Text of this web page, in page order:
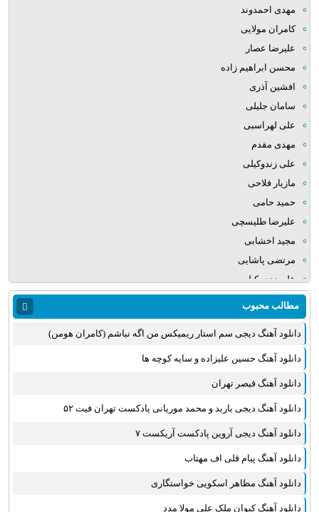
مهدی احمدوند
کامران مولایی
علیرضا عصار
محسن ابراهیم زاده
افشین آذری
سامان جلیلی
علی لهراسبی
مهدی مقدم
علی زندوکیلی
مازیار فلاحی
حمید حامی
علیرضا طلیسچی
مجید اخشابی
مرتضی پاشایی
علی زند وکیلی
میلاد بابایی
مهدی یراحی
روزبه نعمت الهی
عماد طالب زاده
علی عبدالمالکی
مجید خراطها
زانیار خسروی
امیر عظیمی
بهنام علمشاهی
مطالب محبوب
دانلود آهنگ دیجی سم استار ریمیکس من اگه نباشم (کامران هومن)
دانلود آهنگ حسین علیزاده و سایه کوچه ها
دانلود آهنگ قیصر تهران
دانلود آهنگ دیجی باربد و محمد موریانی پادکست تهران فیت ۵۲
دانلود آهنگ دیجی آروین پادکست آریکست ۷
دانلود آهنگ پیام قلی اف مهتاب
دانلود آهنگ مظاهر اسکویی خواستگاری
دانلود آهنگ کیوان ملک علی مولا مدد